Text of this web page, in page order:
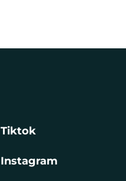
Tiktok
Instagram